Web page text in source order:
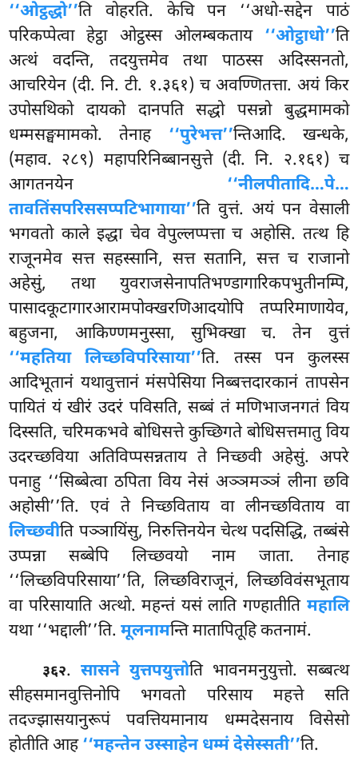
‘‘ओट्ठद्धो’’ति वोहरति. केचि पन ‘‘अधो-सद्देन पाठं
परिकप्पेत्वा हेट्ठा ओट्ठस्स ओलम्बकताय ‘‘ओट्ठाधो’’ति
अत्थं वदन्ति, तदयुत्तमेव तथा पाठस्स अदिस्सनतो,
आचरियेन (दी. नि. टी. १.३६१) च अवण्णितत्ता. अयं किर
उपोसथिको दायको दानपतिसद्धो पसन्नो बुद्धमामको
धम्मसङ्घमामको. तेनाह ‘‘पुरेभत्त’’न्तिआदि. खन्धके,
(महाव. २८९) महापरिनिब्बानसुत्ते (दी. नि. २.१६१) च
आगतनयेन ‘‘नीलपीतादि…पे…
तावतिंसपरिससप्पटिभागाया’’ति वुत्तं. अयं पन वेसाली
भगवतो काले इद्धा चेव वेपुल्लप्पत्ता च अहोसि. तत्थ हि
राजूनमेव सत्त सहस्सानि, सत्त सतानि, सत्त च राजानो
अहेसुं, तथा युवराजसेनापतिभण्डागारिकपभुतीनम्पि,
पासादकूटागारआरामपोक्खरणिआदयोपि तप्परिमाणायेव,
बहुजना, आकिण्णमनुस्सा, सुभिक्खा च. तेन वुत्तं
‘‘महतिया लिच्छविपरिसाया’’ति. तस्स पन कुलस्स
आदिभूतानं यथावुत्तानं मंसपेसिया निब्बत्तदारकानं तापसेन
पायितं यं खीरं उदरं पविसति, सब्बं तं मणिभाजनगतं विय
दिस्सति, चरिमकभवे बोधिसत्ते कुच्छिगते बोधिसत्तमातु विय
उदरच्छविया अतिविप्पसन्नताय ते निच्छवी अहेसुं. अपरे
पनाहु ‘‘सिब्बेत्वा ठपिता विय नेसं अञ्ञमञ्ञं लीना छवि
अहोसी’’ति. एवं ते निच्छविताय वा लीनच्छविताय वा
लिच्छवीति पञ्ञायिंसु, निरुत्तिनयेन चेत्थ पदसिद्धि, तब्बंसे
उप्पन्ना सब्बेपि लिच्छवयो नाम जाता. तेनाह
‘‘लिच्छविपरिसाया’’ति, लिच्छविराजूनं, लिच्छविवंसभूताय
वा परिसायाति अत्थो. महन्तं यसं लाति गण्हातीति महालि
यथा ‘‘भद्दाली’’ति.मूलनामन्ति मातापितूहि कतनामं.
३६२. सासने युत्तपयुत्तोति भावनमनुयुत्तो. सब्बत्थ
सीहसमानवुत्तिनोपि भगवतो परिसाय महत्ते सति
तदज्झासयानुरूपं पवत्तियमानाय धम्मदेसनाय विसेसो
होतीति आह‘‘महन्तेन उस्साहेन धम्मं देसेस्सती’’ति.